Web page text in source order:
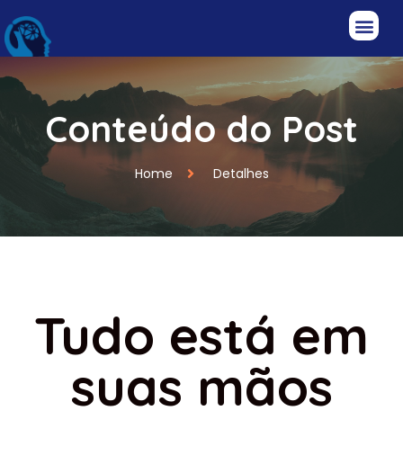
Conteúdo do Post
Home Detalhes
Tudo está em
suas mãos